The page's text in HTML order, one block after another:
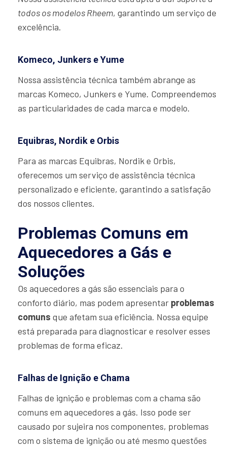
todos os modelos Rheem, garantindo um serviço de
excelência.
Komeco, Junkers e Yume
Nossa assistência técnica também abrange as
marcas Komeco, Junkers e Yume. Compreendemos
as particularidades de cada marca e modelo.
Equibras, Nordik e Orbis
Para as marcas Equibras, Nordik e Orbis,
oferecemos um serviço de assistência técnica
personalizado e eficiente, garantindo a satisfação
dos nossos clientes.
Problemas Comuns em
Aquecedores a Gás e
Soluções
Os aquecedores a gás são essenciais para o
conforto diário, mas podem apresentar problemas
comuns que afetam sua eficiência. Nossa equipe
está preparada para diagnosticar e resolver esses
problemas de forma eficaz.
Falhas de Ignição e Chama
Falhas de ignição e problemas com a chama são
comuns em aquecedores a gás. Isso pode ser
causado por sujeira nos componentes, problemas
com o sistema de ignição ou até mesmo questões